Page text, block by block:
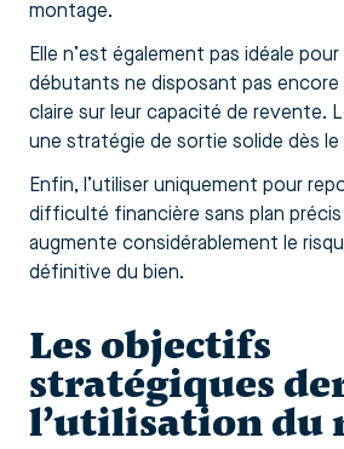
montage.
Elle n’est également pas idéale
débutants ne disposant pas encore
claire sur leur capacité de revente.
une stratégie de sortie solide dès le
Enfin, l’utiliser uniquement pour
difficulté financière sans plan
augmente considérablement le
définitive du bien.
Les objectifs
stratégiques
l’utilisation du